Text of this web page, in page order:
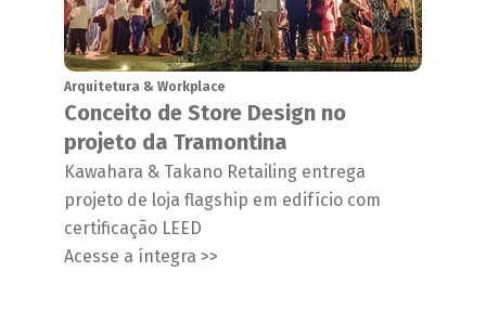
Arquitetura & Workplace
Conceito de Store Design no
projeto da Tramontina
Kawahara & Takano Retailing entrega
projeto de loja flagship em edifício com
certificação LEED
Acesse a íntegra >>